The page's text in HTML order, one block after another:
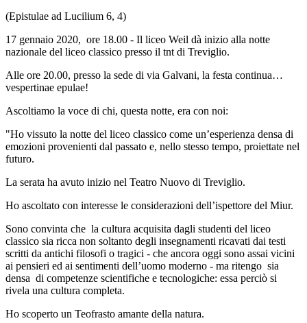
(Epistulae ad Lucilium 6, 4)
17 gennaio 2020, ore 18.00 - Il liceo Weil dà inizio alla notte
nazionale del liceo classico presso il tnt di Treviglio.
Alle ore 20.00, presso la sede di via Galvani, la festa continua…
vespertinae epulae!
Ascoltiamo la voce di chi, questa notte, era con noi:
"Ho vissuto la notte del liceo classico come un’esperienza densa di
emozioni provenienti dal passato e, nello stesso tempo, proiettate nel
futuro.
La serata ha avuto inizio nel Teatro Nuovo di Treviglio.
Ho ascoltato con interesse le considerazioni dell’ispettore del Miur.
Sono convinta che la cultura acquisita dagli studenti del liceo
classico sia ricca non soltanto degli insegnamenti ricavati dai testi
scritti da antichi filosofi o tragici - che ancora oggi sono assai vicini
ai pensieri ed ai sentimenti dell’uomo moderno - ma ritengo sia
densa di competenze scientifiche e tecnologiche: essa perciò si
rivela una cultura completa.
Ho scoperto un Teofrasto amante della natura.